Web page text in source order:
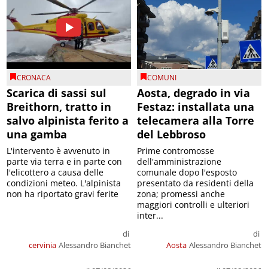
CRONACA
Scarica di sassi sul
Breithorn, tratto in
salvo alpinista ferito a
una gamba
cervinia
di
Alessandro Bianchet
L'intervento è avvenuto in
parte via terra e in parte con
l'elicottero a causa delle
condizioni meteo. L'alpinista
non ha riportato gravi ferite
COMUNI
Aosta, degrado in via
Festaz: installata una
telecamera alla Torre
del Lebbroso
Aosta
di
Alessandro Bianchet
Prime contromosse
dell'amministrazione
comunale dopo l'esposto
presentato da residenti della
zona; promessi anche
maggiori controlli e ulteriori
inter...